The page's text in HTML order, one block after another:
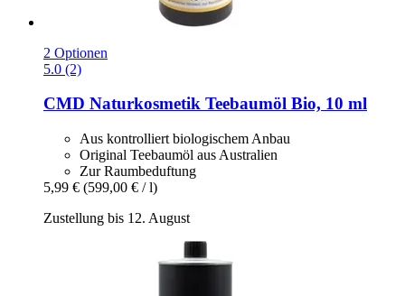
2 Optionen
5.0 (2)
CMD Naturkosmetik Teebaumöl Bio, 10 ml
Aus kontrolliert biologischem Anbau
Original Teebaumöl aus Australien
Zur Raumbeduftung
5,99 € (599,00 € / l)
Zustellung bis 12. August